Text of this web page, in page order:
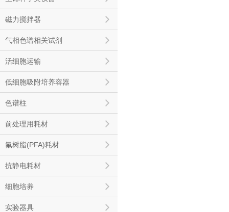
磁力搅拌器
气相色谱相关试剂
活细胞运输
低细胞吸附培养容器
色谱柱
前处理用耗材
氟树脂(PFA)耗材
抗静电耗材
细胞培养
实验器具